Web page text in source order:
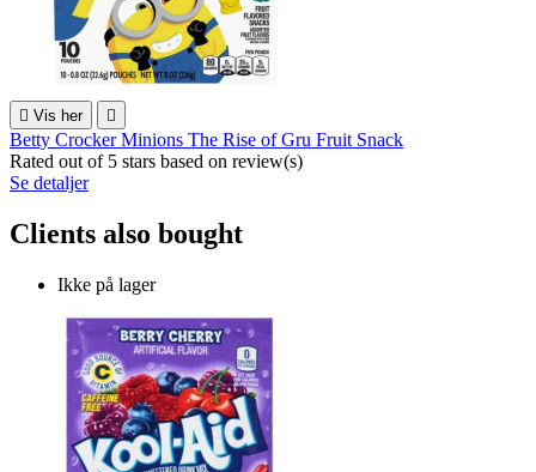
 Vis her 
Betty Crocker Minions The Rise of Gru Fruit Snack
Rated out of 5 stars based on review(s)
Se detaljer
Clients also bought
Ikke på lager